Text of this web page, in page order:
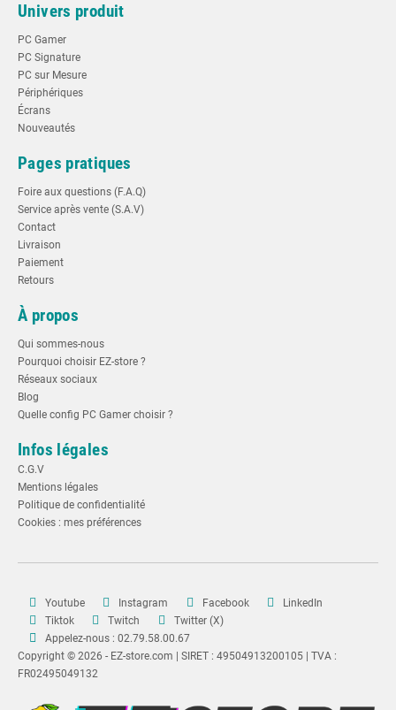
Univers produit
PC Gamer
PC Signature
PC sur Mesure
Périphériques
Écrans
Nouveautés
Pages pratiques
Foire aux questions (F.A.Q)
Service après vente (S.A.V)
Contact
Livraison
Paiement
Retours
À propos
Qui sommes-nous
Pourquoi choisir EZ-store ?
Réseaux sociaux
Blog
Quelle config PC Gamer choisir ?
Infos légales
C.G.V
Mentions légales
Politique de confidentialité
Cookies : mes préférences
Youtube Instagram Facebook
LinkedIn
Tiktok
Twitch
Twitter (X)
Appelez-nous : 02.79.58.00.67
Copyright © 2026 - EZ-store.com | SIRET : 49504913200105 | TVA :
FR02495049132